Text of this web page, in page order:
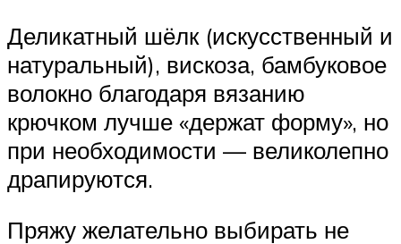
Деликатный шёлк (искусственный и
натуральный), вискоза, бамбуковое
волокно благодаря вязанию
крючком лучше «держат форму», но
при необходимости — великолепно
драпируются.
Пряжу желательно выбирать не